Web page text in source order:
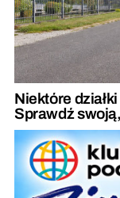
Niektóre
Sprawdź